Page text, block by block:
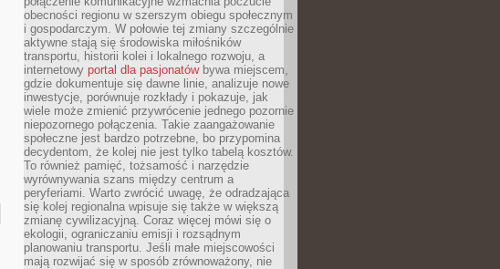
obecności regionu w szerszym obiegu społecznym
i gospodarczym. W połowie tej zmiany szczególnie
aktywne stają się środowiska miłośników
transportu, historii kolei i lokalnego rozwoju, a
internetowy portal dla pasjonatówbywa miejscem,
gdzie dokumentuje się dawne linie, analizuje nowe
inwestycje, porównuje rozkłady i pokazuje, jak
wiele może zmienić przywrócenie jednego pozornie
niepozornego połączenia. Takie zaangażowanie
społeczne jest bardzo potrzebne, bo przypomina
decydentom, że kolej nie jest tylko tabelą kosztów.
To również pamięć, tożsamość i narzędzie
wyrównywania szans między centrum a
peryferiami. Warto zwrócić uwagę, że odradzająca
się kolej regionalna wpisuje się także w większą
zmianę cywilizacyjną. Coraz więcej mówi się o
ekologii, ograniczaniu emisji i rozsądnym
planowaniu transportu. Jeśli małe miejscowości
mają rozwijać się w sposób zrównoważony, nie